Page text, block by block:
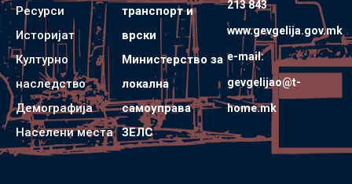
Ресурси
Историјат
Културно
наследство
Демографија
Населени места
транспорт и
врски
Министерство за
локална
самоуправа
ЗЕЛС
213 843
www.gevgelija.gov.mk
e-mail:
gevgelijao@t-
home.mk